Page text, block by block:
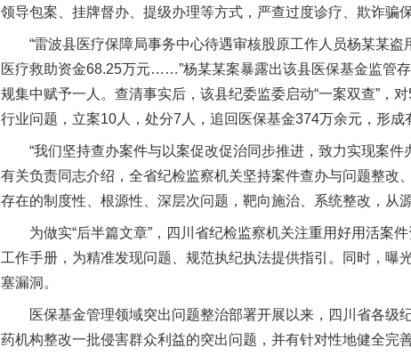
领导包案、挂牌督办、提级办理等方式，严查过度诊疗、欺诈骗
“雷波县医疗保障局事务中心待遇审核股原工作人员杨某某盗
医疗救助资金68.25万元……”杨某某案暴露出该县医保基金监管
规集中赋予一人。查清事实后，该县纪委监委启动“一案双查”，
行业问题，立案10人，处分7人，追回医保基金374万余元，形成
“我们坚持查办案件与以案促改促治同步推进，致力实现案件
有关负责同志介绍，全省纪检监察机关坚持案件查办与问题整
存在的制度性、根源性、深层次问题，靶向施治、系统整改，从
为做实“后半篇文章”，四川省纪检监察机关注重用好用活案
工作手册，为精准发现问题、规范执纪执法提供指引。同时，
塞漏洞。
医保基金管理领域突出问题整治部署开展以来，四川省各级
药机构整改一批侵害群众利益的突出问题，并有针对性地健全完
这是一记警钟！ 谢谢有你温
在谋一域中谋全局